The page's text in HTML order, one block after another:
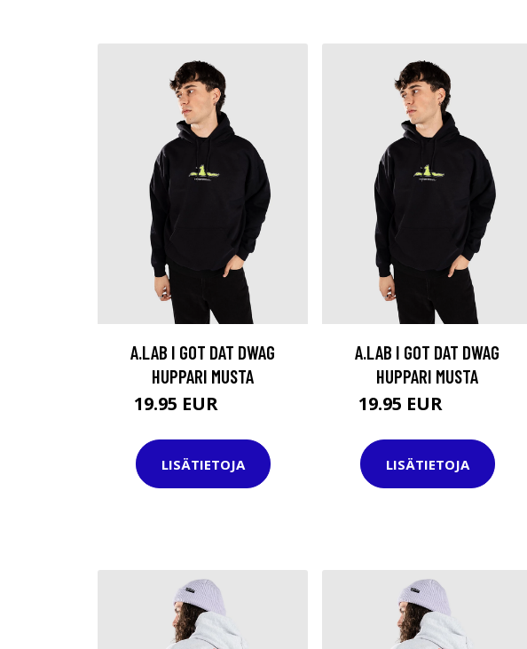
A.LAB I GOT DAT DWAG
HUPPARI MUSTA
19.95 EUR
LISÄTIETOJA
A.LAB I GOT DAT DWAG
HUPPARI MUSTA
19.95 EUR
LISÄTIETOJA